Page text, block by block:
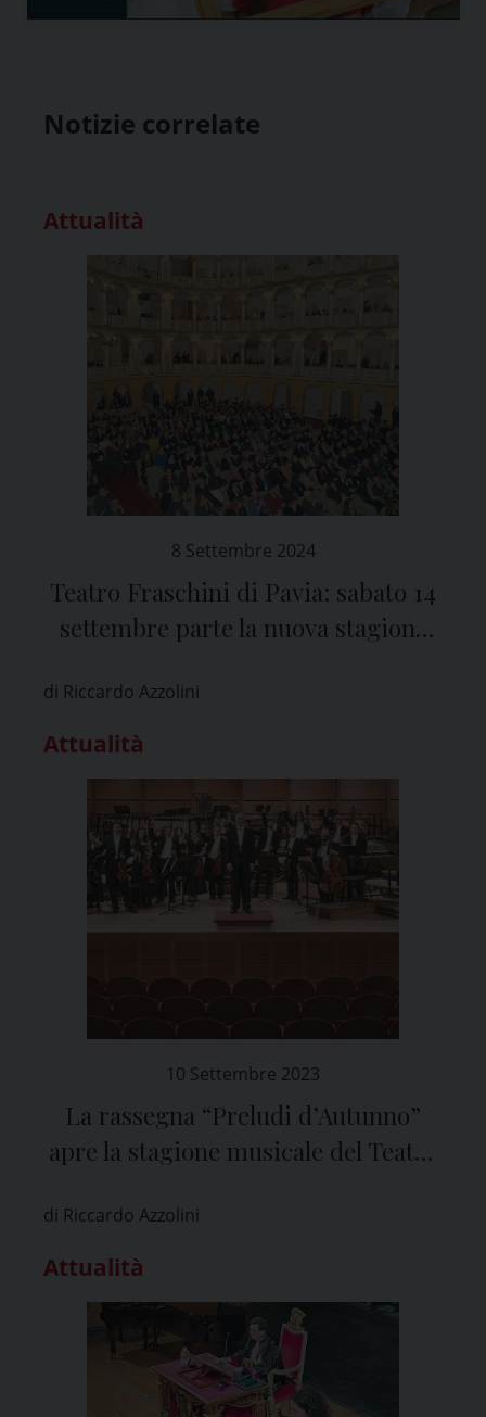
Notizie correlate
Attualità
8 Settembre 2024
Teatro Fraschini di Pavia: sabato 14
settembre parte la nuova stagione
d’autunno”
di Riccardo Azzolini
Attualità
10 Settembre 2023
La rassegna “Preludi d’Autunno”
apre la stagione musicale del Teatro
di Riccardo Azzolini
Attualità